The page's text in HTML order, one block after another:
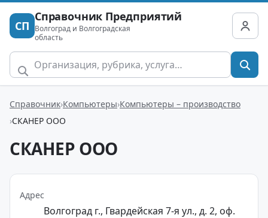
СП
Справочник Предприятий
Волгоград и Волгоградская
область
Справочник Компьютеры Компьютеры – производство
СКАНЕР ООО
СКАНЕР ООО
Адрес
Волгоград г., Гвардейская 7-я ул., д. 2, оф.